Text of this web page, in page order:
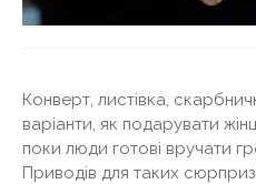
Конверт, листівка,
варіанти, як подарувати
поки люди готові вручати
Приводів для таких